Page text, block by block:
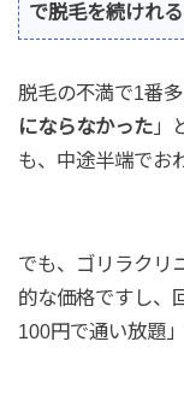
で脱毛を続けれる
脱毛の不満で1番
にならなかった」
も、中途半端でお
でも、ゴリラクリ
的な価格ですし、
100円で通い放題」